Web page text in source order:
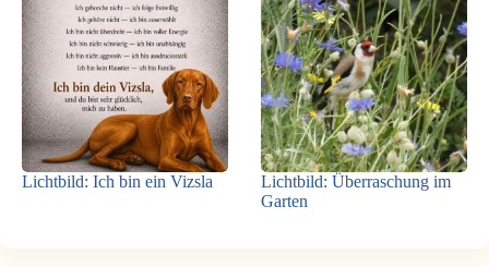
Lichtbild: Ich bin ein Vizsla
Lichtbild: Überraschung im
Garten